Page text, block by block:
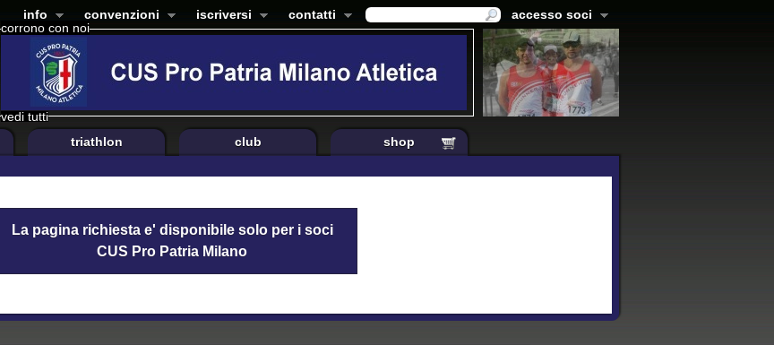
corrono con noi
vedi tutti
info convenzioni iscriversi contatti accesso soci
triathlon club shop
La pagina richiesta e' disponibile solo per i soci
CUS Pro Patria Milano